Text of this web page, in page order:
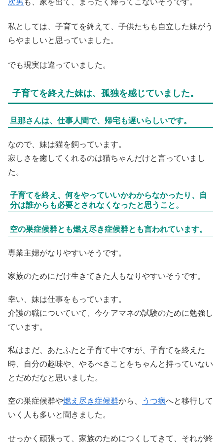
私としては、子育てを終えて、子供たちも自立した妹がう
らやましいと思っていました。
でも現実は違っていました。
子育てを終えた妹は、孤独を感じていました。
旦那さんは、仕事人間で、帰宅も遅いらしいです。
なので、妹は猫を飼っています。
寂しさを癒してくれるのは猫ちゃんだけと言っていまし
た。
子育てを終え、何をやっていいかわからなかったり、自
分は誰からも必要とされなくなったと思うこと。
空の巣症候群とも燃え尽き症候群とも言われています。
専業主婦がなりやすいそうです。
家族のためにだけ生きてきた人もなりやすいそうです。
幸い、妹は仕事をもっています。
介護の職についていて、今ケアマネの試験のために勉強し
ています。
私はまだ、あたふたと子育て中ですが、子育てを終えた
時、自分の趣味や、やるべきことをちゃんと持っていない
とだめだなと思いました。
空の巣症候群や燃え尽き症候群から、 うつ病へと移行して
いく人も多いと聞きました。
せっかく頑張って、家族のためにつくしてきて、それが終